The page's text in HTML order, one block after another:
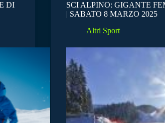
DI
SCI ALPINO: GIGANTE
| SABATO 8 MARZO 2025
Altri Sport